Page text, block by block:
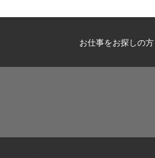
お仕事をお探しの方